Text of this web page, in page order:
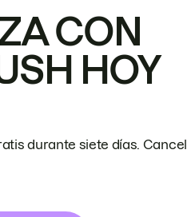
CON
HOY
durante siete días.